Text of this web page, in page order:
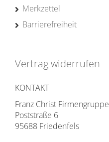
Merkzettel
Barrierefreiheit
Vertrag widerrufen
KONTAKT
Franz Christ Firmengruppe
Poststraße 6
95688 Friedenfels